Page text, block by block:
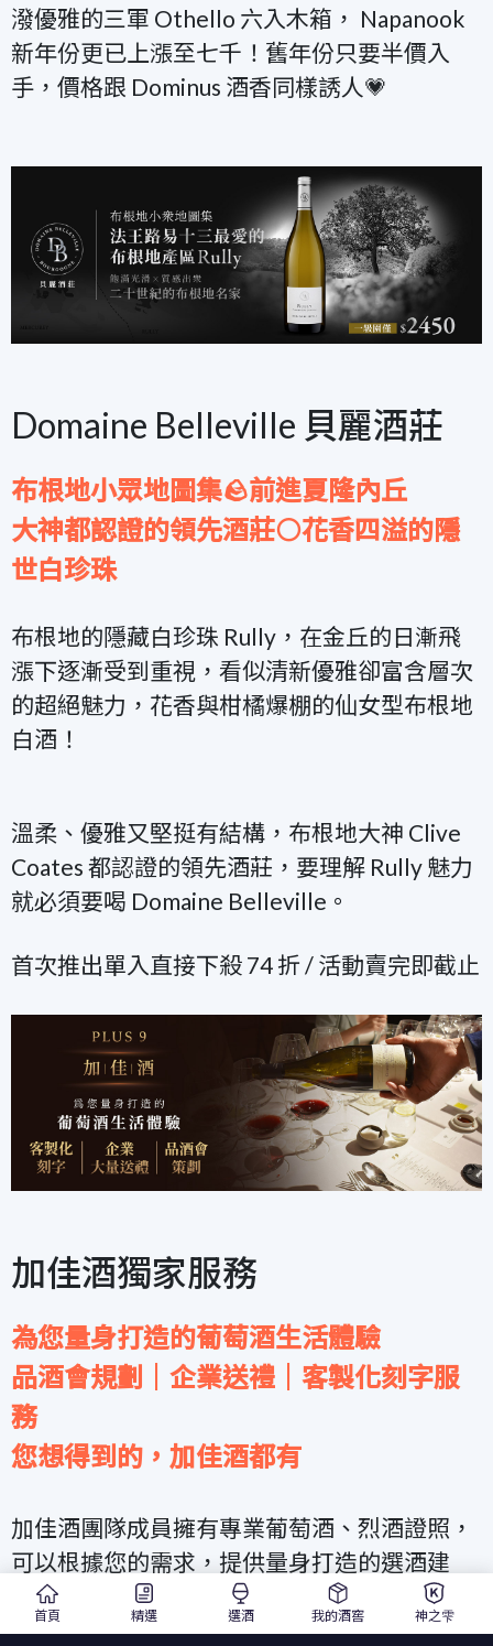
潑優雅的三軍 Othello 六入木箱， Napanook
新年份更已上漲至七千！舊年份只要半價入
手，價格跟 Dominus 酒香同樣誘人💗
Domaine Belleville 貝麗酒莊
布根地小眾地圖集🪨前進夏隆內丘
大神都認證的領先酒莊⚪花香四溢的隱
世白珍珠
布根地的隱藏白珍珠 Rully，在金丘的日漸飛
漲下逐漸受到重視，看似清新優雅卻富含層次
的超絕魅力，花香與柑橘爆棚的仙女型布根地
白酒！
溫柔、優雅又堅挺有結構，布根地大神 Clive
Coates 都認證的領先酒莊，要理解 Rully 魅力
就必須要喝 Domaine Belleville。
首次推出單入直接下殺 74 折 / 活動賣完即截止
加佳酒獨家服務
為您量身打造的葡萄酒生活體驗
品酒會規劃｜企業送禮｜客製化刻字服
務
您想得到的，加佳酒都有
加佳酒團隊成員擁有專業葡萄酒、烈酒證照，
可以根據您的需求，提供量身打造的選酒建
議、亦可為您規劃私人品酒會或餐酒會。
首頁 精選 選酒 我的酒窖 神之雫